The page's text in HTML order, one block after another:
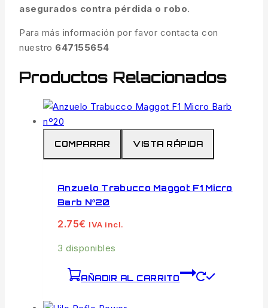
asegurados contra pérdida o robo.
Para más información por favor contacta con
nuestro 647155654
Productos Relacionados
COMPARAR VISTA RÁPIDA
Anzuelo Trabucco Maggot F1 Micro
Barb Nº20
2.75€ IVA incl.
3 disponibles
AÑADIR AL CARRITO